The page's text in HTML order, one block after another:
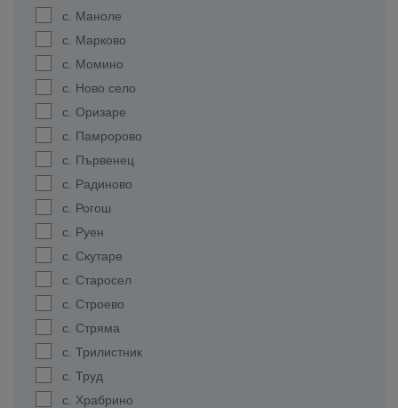
с. Маноле
с. Марково
с. Момино
с. Ново село
с. Оризаре
с. Памророво
с. Първенец
с. Радиново
с. Рогош
с. Руен
с. Скутаре
с. Старосел
с. Строево
с. Стряма
с. Трилистник
с. Труд
с. Храбрино